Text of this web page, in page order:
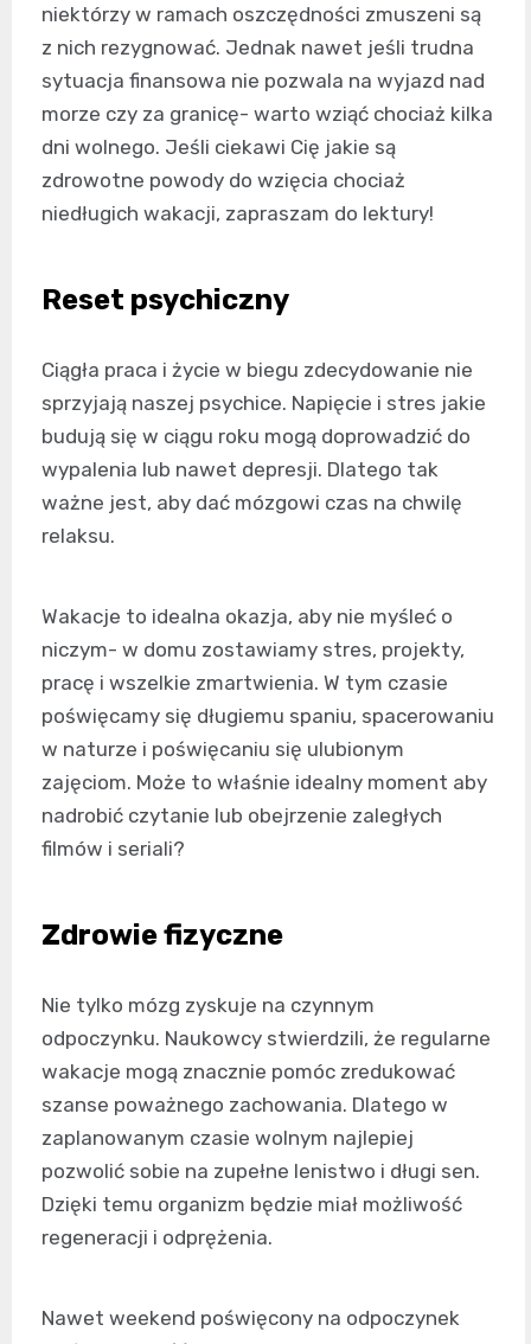
niektórzy w ramach oszczędności zmuszeni są
z nich rezygnować. Jednak nawet jeśli trudna
sytuacja finansowa nie pozwala na wyjazd nad
morze czy za granicę- warto wziąć chociaż kilka
dni wolnego. Jeśli ciekawi Cię jakie są
zdrowotne powody do wzięcia chociaż
niedługich wakacji, zapraszam do lektury!
Reset psychiczny
Ciągła praca i życie w biegu zdecydowanie nie
sprzyjają naszej psychice. Napięcie i stres jakie
budują się w ciągu roku mogą doprowadzić do
wypalenia lub nawet depresji. Dlatego tak
ważne jest, aby dać mózgowi czas na chwilę
relaksu.
Wakacje to idealna okazja, aby nie myśleć o
niczym- w domu zostawiamy stres, projekty,
pracę i wszelkie zmartwienia. W tym czasie
poświęcamy się długiemu spaniu, spacerowaniu
w naturze i poświęcaniu się ulubionym
zajęciom. Może to właśnie idealny moment aby
nadrobić czytanie lub obejrzenie zaległych
filmów i seriali?
Zdrowie fizyczne
Nie tylko mózg zyskuje na czynnym
odpoczynku. Naukowcy stwierdzili, że regularne
wakacje mogą znacznie pomóc zredukować
szanse poważnego zachowania. Dlatego w
zaplanowanym czasie wolnym najlepiej
pozwolić sobie na zupełne lenistwo i długi sen.
Dzięki temu organizm będzie miał możliwość
regeneracji i odprężenia.
Nawet weekend poświęcony na odpoczynek